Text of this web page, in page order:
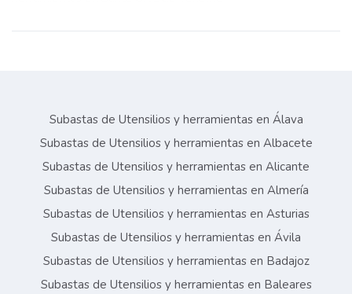
Subastas de Utensilios y herramientas en Álava
Subastas de Utensilios y herramientas en Albacete
Subastas de Utensilios y herramientas en Alicante
Subastas de Utensilios y herramientas en Almería
Subastas de Utensilios y herramientas en Asturias
Subastas de Utensilios y herramientas en Ávila
Subastas de Utensilios y herramientas en Badajoz
Subastas de Utensilios y herramientas en Baleares